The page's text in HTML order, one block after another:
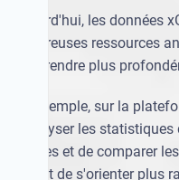
Aujourd'hui, les données
nombreuses ressources
comprendre plus
Par exemple, sur la
d'analyser les
équipes et de comparer
permet de s'orienter plus